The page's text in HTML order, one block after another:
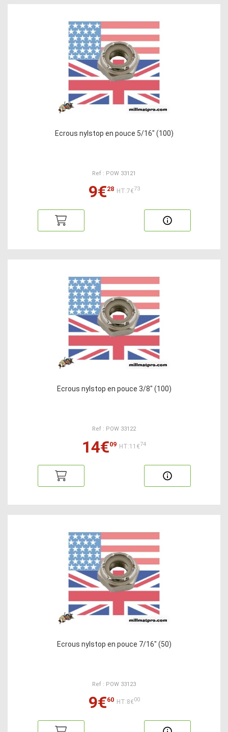
Ecrous nylstop en pouce 5/16" (100)
Ref : POW 33121
9€28 HT:7€73
Ecrous nylstop en pouce 3/8" (100)
Ref : POW 33122
14€09 HT:11€74
Ecrous nylstop en pouce 7/16" (50)
Ref : POW 33123
9€60 HT:8€00